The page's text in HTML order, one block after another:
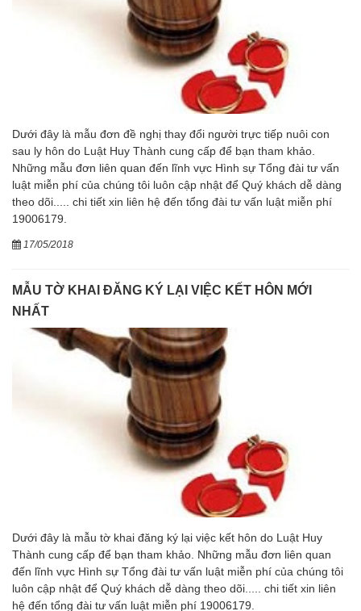
Dưới đây là mẫu đơn đề nghị thay đổi người trực tiếp nuôi con
sau ly hôn do Luật Huy Thành cung cấp để bạn tham khảo.
Những mẫu đơn liên quan đến lĩnh vực Hình sự Tổng đài tư vấn
luật miễn phí của chúng tôi luôn cập nhật để Quý khách dễ dàng
theo dõi..... chi tiết xin liên hệ đến tổng đài tư vấn luật miễn phí
19006179.
17/05/2018
MẪU TỜ KHAI ĐĂNG KÝ LẠI VIỆC KẾT HÔN MỚI
NHẤT
Dưới đây là mẫu tờ khai đăng ký lại việc kết hôn do Luật Huy
Thành cung cấp để bạn tham khảo. Những mẫu đơn liên quan
đến lĩnh vực Hình sự Tổng đài tư vấn luật miễn phí của chúng tôi
luôn cập nhật để Quý khách dễ dàng theo dõi..... chi tiết xin liên
hệ đến tổng đài tư vấn luật miễn phí 19006179.